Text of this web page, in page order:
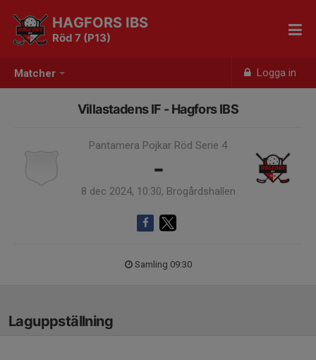
Matcher Logga in
HAGFORS IBS
Röd 7 (P13)
Villastadens IF - Hagfors IBS
Pantamera Pojkar Röd Serie 4
-
8 dec 2024, 10:30, Brogårdshallen
Samling 09:30
Laguppställning